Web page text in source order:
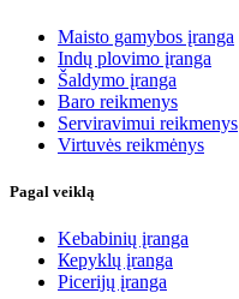
Maisto gamybos įranga
Indų plovimo įranga
Šaldymo įranga
Baro reikmenys
Serviravimui reikmenys
Virtuvės reikmėnys
Pagal veiklą
Kebabinių įranga
Кеpyklų įranga
Picerijų įranga